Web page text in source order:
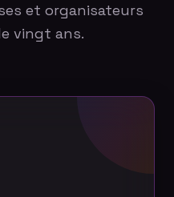
et organisateurs
vingt ans.